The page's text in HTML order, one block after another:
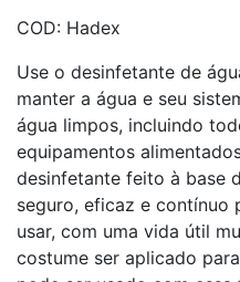
COD: Hadex
Use o desinfetante de
manter a água e seu
água limpos, incluindo
equipamentos
desinfetante feito à base
seguro, eficaz e contínuo
usar, com uma vida útil
costume ser aplicado